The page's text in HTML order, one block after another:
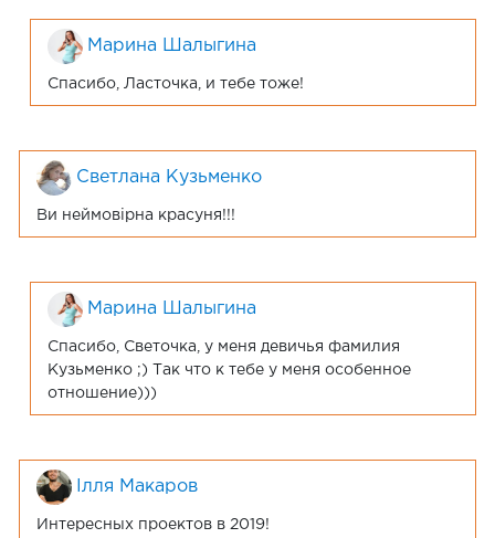
Марина Шалыгина
Спасибо, Ласточка, и тебе тоже!
Светлана Кузьменко
Ви неймовірна красуня!!!
Марина Шалыгина
Спасибо, Светочка, у меня девичья фамилия
Кузьменко ;) Так что к тебе у меня особенное
отношение)))
Ілля Макаров
Интересных проектов в 2019!